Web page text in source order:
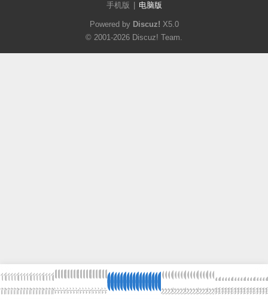
手机版 电脑版
Powered by Discuz! X5.0
© 2001-2026 Discuz! Team.
首首首首首首首首首首首首首首首首首论论论论论论论论论论论论论论论论论 发发发发发发发发发发发发发发发发发我我我我我我我我我我我我我我我